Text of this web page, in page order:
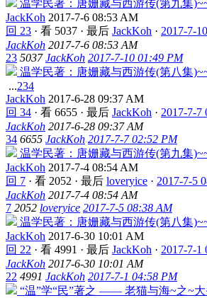
温学民著：唐姗藏与西游传(第九集
JackKoh 2017-7-6 08:53 AM
回 23 · 看 5037 · 最后 JackKoh · 2017-7-
JackKoh 2017-7-6 08:53 AM
23 5037 JackKoh 2017-7-10 01:49 PM
温学民著：唐姗藏与西游传(第八集
...234
JackKoh 2017-6-28 09:37 AM
回 34 · 看 6655 · 最后 JackKoh · 2017-7-7
JackKoh 2017-6-28 09:37 AM
34 6655 JackKoh 2017-7-7 02:52 PM
温学民著：唐姗藏与西游传(第九集
JackKoh 2017-7-4 08:54 AM
回 7 · 看 2052 · 最后 loveryice · 2017-7-5
JackKoh 2017-7-4 08:54 AM
7 2052 loveryice 2017-7-5 08:38 AM
温学民著：唐姗藏与西游传(第八集
JackKoh 2017-6-30 10:01 AM
回 22 · 看 4991 · 最后 JackKoh · 2017-7-1
JackKoh 2017-6-30 10:01 AM
22 4991 JackKoh 2017-7-1 04:58 PM
“温”学“民”著之 —— 老猫与海~之~